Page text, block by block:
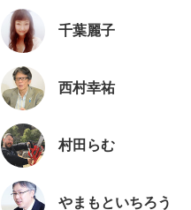
千葉麗子
西村幸祐
村田らむ
やまもといちろう